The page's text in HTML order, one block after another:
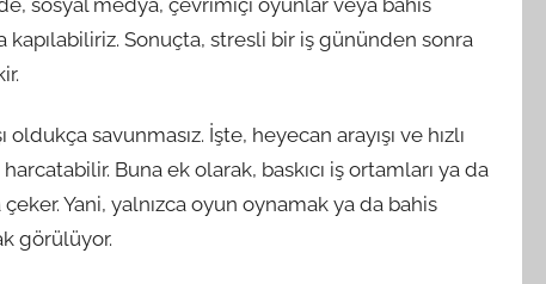
sosyal medya, çevrimiçi oyunlar veya bahis
Sonuçta, stresli bir iş gününden sonra
savunmasız. İşte, heyecan arayışı ve hızlı
Buna ek olarak, baskıcı iş ortamları ya da
Yani, yalnızca oyun oynamak ya da bahis
görülüyor.